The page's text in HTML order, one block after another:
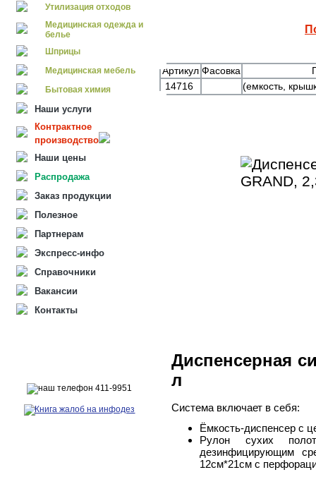
Утилизация отходов
Медицинская одежда и
белье
Шприцы
Медицинская мебель
Бытовая химия
Наши услуги
Контрактное
производство
Наши цены
Распродажа
Заказ продукции
Полезное
Партнерам
Экспресс-инфо
Справочники
Вакансии
Контакты
Артикул Фасовка
14716
(емкость,
Диспенсерная
л
Система включает в себя:
Ёмкость-диспенсер с
Рулон сухих
дезинфицирующим
12см*21см с